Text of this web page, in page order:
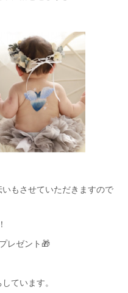
もさせていただきますので
レゼント🎁
ています。